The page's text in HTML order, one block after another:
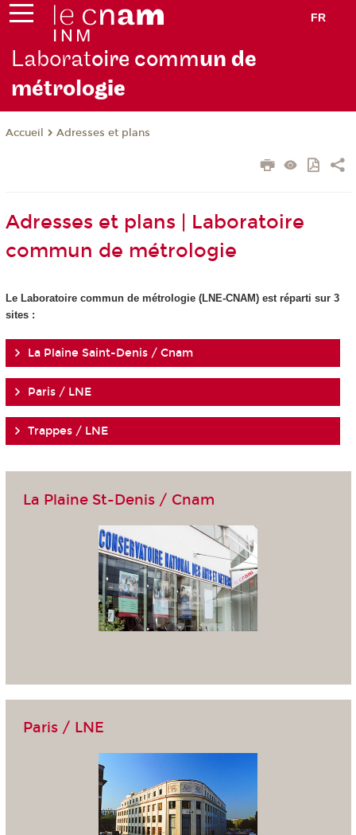
FR
Laboratoire commun de
métrologie
Accueil Adresses et plans
Adresses et plans | Laboratoire
commun de métrologie
Le Laboratoire commun de métrologie (LNE-CNAM) est réparti sur 3
sites :
La Plaine Saint-Denis / Cnam
Paris / LNE
Trappes / LNE
La Plaine St-Denis / Cnam
Paris / LNE